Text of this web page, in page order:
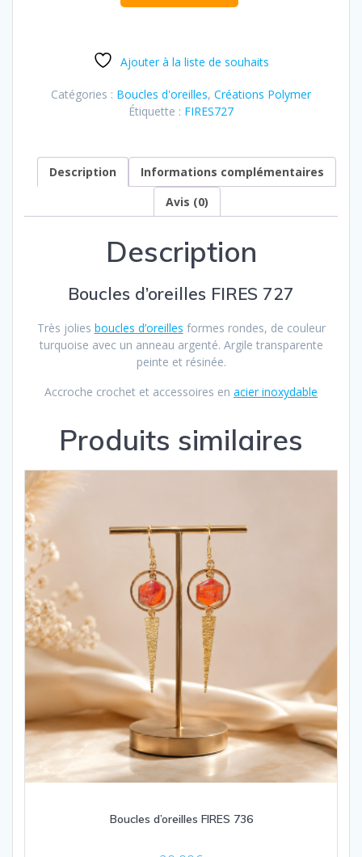
Ajouter à la liste de souhaits
Catégories : Boucles d'oreilles, Créations Polymer
Étiquette : FIRES727
Description
Informations complémentaires
Avis (0)
Description
Boucles d’oreilles FIRES 727
Très jolies boucles d’oreilles formes rondes, de couleur
turquoise avec un anneau argenté. Argile transparente
peinte et résinée.
Accroche crochet et accessoires en acier inoxydable
Produits similaires
Boucles d’oreilles FIRES 736